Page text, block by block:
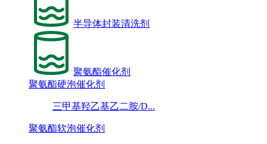
半导体封装清洗剂
聚氨酯催化剂
聚氨酯硬泡催化剂
三甲基羟乙基乙二胺/D...
聚氨酯软泡催化剂